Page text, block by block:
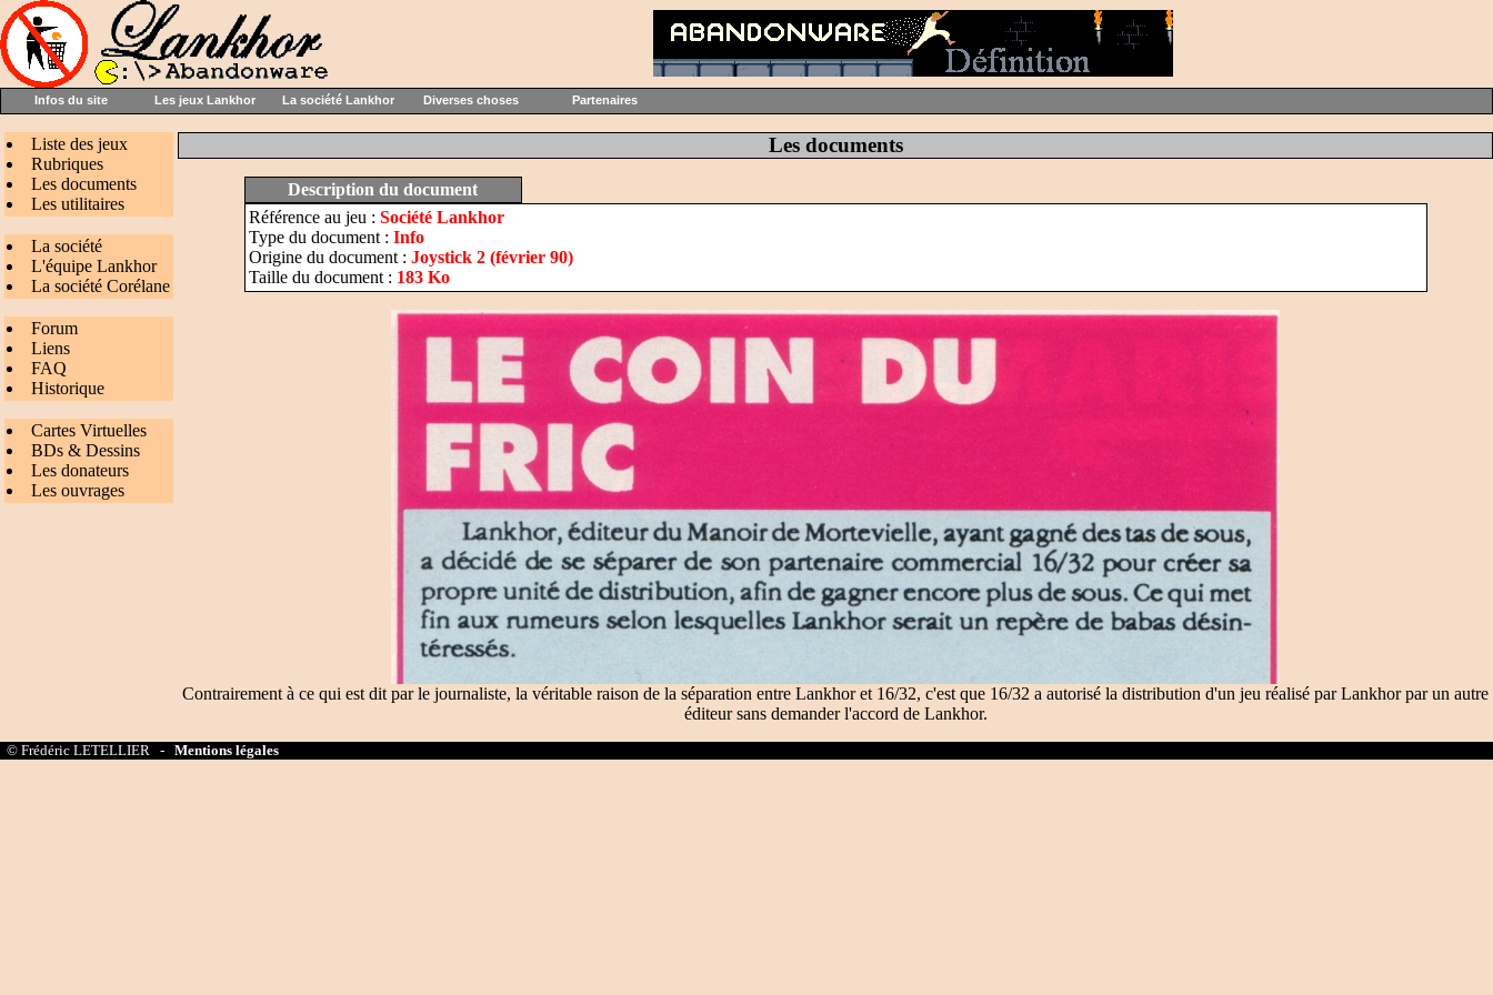
Infos du site Les jeux Lankhor La société Lankhor Diverses choses Partenaires
Liste des jeux
Rubriques
Les documents
Les utilitaires
La société
L'équipe Lankhor
La société Corélane
Forum
Liens
FAQ
Historique
Cartes Virtuelles
BDs & Dessins
Les donateurs
Les ouvrages
Les documents
Description du document
Référence au jeu : Société Lankhor
Type du document : Info
Origine du document : Joystick 2 (février 90)
Taille du document : 183 Ko
Contrairement à ce qui est dit par le journaliste, la véritable raison de la séparation entre Lankhor et 16/32, c'est que 16/32 a autorisé la distribution d'un jeu réalisé par Lankhor par un autre
éditeur sans demander l'accord de Lankhor.
© Frédéric LETELLIER - Mentions légales